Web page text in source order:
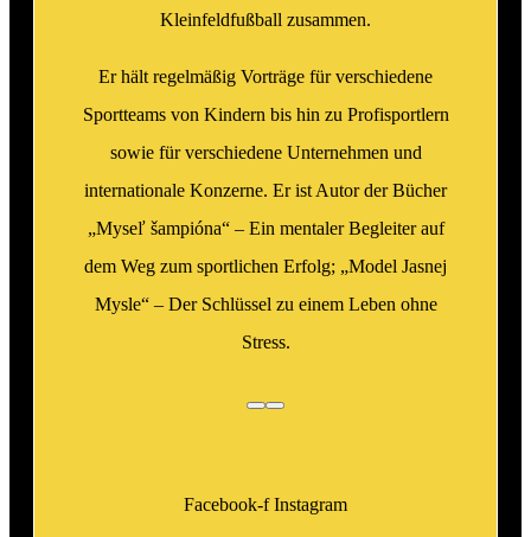
Kleinfeldfußball zusammen.
Er hält regelmäßig Vorträge für verschiedene
Sportteams von Kindern bis hin zu Profisportlern
sowie für verschiedene Unternehmen und
internationale Konzerne. Er ist Autor der Bücher
„Myseľ šampióna“ – Ein mentaler Begleiter auf
dem Weg zum sportlichen Erfolg; „Model Jasnej
Mysle“ – Der Schlüssel zu einem Leben ohne
Stress.
Facebook-f Instagram